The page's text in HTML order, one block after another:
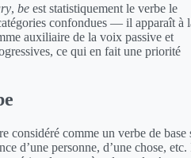
, be est statistiquement le verbe le
confondues — il apparaît à
auxiliaire de la voix passive et
ce qui en fait une priorité
considéré comme un verbe de base
d’une personne, d’une chose, etc.